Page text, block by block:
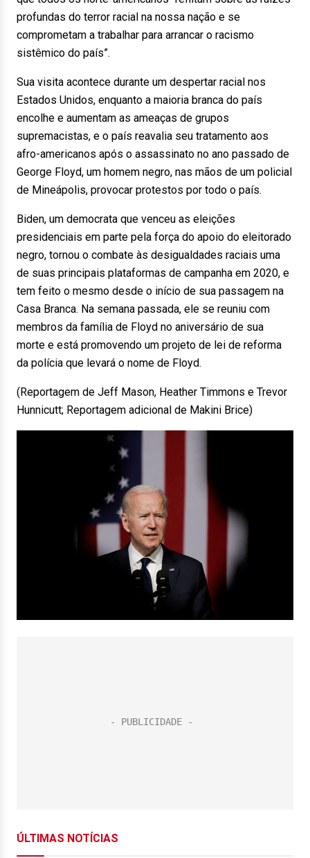
profundas do terror racial na nossa nação e se
comprometam a trabalhar para arrancar o racismo
sistêmico do país”.
Sua visita acontece durante um despertar racial nos
Estados Unidos, enquanto a maioria branca do país
encolhe e aumentam as ameaças de grupos
supremacistas, e o país reavalia seu tratamento aos
afro-americanos após o assassinato no ano passado de
George Floyd, um homem negro, nas mãos de um policial
de Mineápolis, provocar protestos por todo o país.
Biden, um democrata que venceu as eleições
presidenciais em parte pela força do apoio do eleitorado
negro, tornou o combate às desigualdades raciais uma
de suas principais plataformas de campanha em 2020, e
tem feito o mesmo desde o início de sua passagem na
Casa Branca. Na semana passada, ele se reuniu com
membros da família de Floyd no aniversário de sua
morte e está promovendo um projeto de lei de reforma
da polícia que levará o nome de Floyd.
(Reportagem de Jeff Mason, Heather Timmons e Trevor
Hunnicutt; Reportagem adicional de Makini Brice)